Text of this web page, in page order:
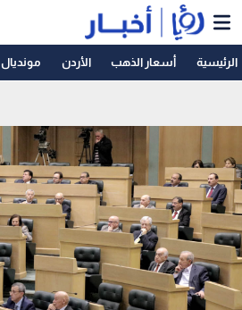
الرئيسية أسعار الذهب الأردن مونديال 2026